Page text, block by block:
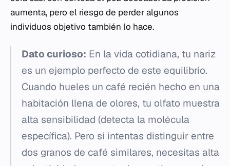
aumenta, pero el riesgo de perder algunos
individuos objetivo también lo hace.
Dato curioso: En la vida cotidiana, tu nariz
es un ejemplo perfecto de este equilibrio.
Cuando hueles un café recién hecho en una
habitación llena de olores, tu olfato muestra
alta sensibilidad (detecta la molécula
específica). Pero si intentas distinguir entre
dos granos de café similares, necesitas alta